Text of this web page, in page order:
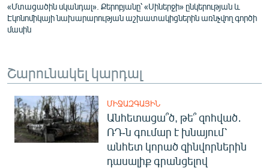
«Մտացածին սկանդալ». Քերոբյանը՝ «Սիներջի» ընկերության և
Էկոնոմիկայի նախարարության աշխատակիցներին առնչվող գործի
մասին
Շարունակել կարդալ
ՄԻՋԱԶԳԱՅԻՆ
Անհետացա՞ծ, թե՞ զոհված․
ՌԴ-ն գումար է խնայում՝
անհետ կորած զինվորներին
դասալիք գրանցելով